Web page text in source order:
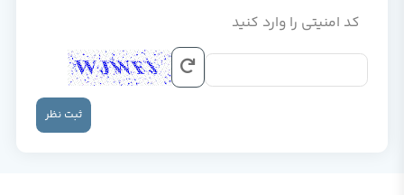
کد امنیتی را وارد کنید
ثبت نظر